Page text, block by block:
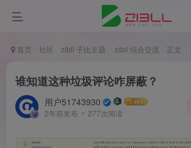
首页 社区 zibll 子比主题 zibll 综合交流 正文
谁知道这种垃圾评论咋屏蔽？
用户51743930
2年前发布 277次阅读